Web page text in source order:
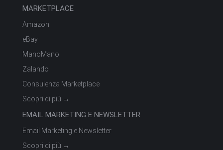
MARKETPLACE
Amazon
eBay
ManoMano
Zalando
Consulenza Marketplace
Scopri di più →
EMAIL MARKETING E NEWSLETTER
Email Marketing e Newsletter
Scopri di più →